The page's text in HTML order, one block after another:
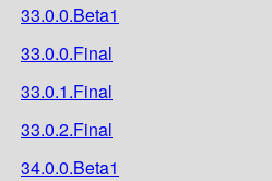
33.0.0.Beta1
33.0.0.Final
33.0.1.Final
33.0.2.Final
34.0.0.Beta1